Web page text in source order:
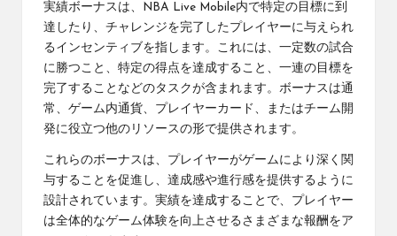
実績ボーナスは、NBA Live Mobile内で特定の目標に到
達したり、チャレンジを完了したプレイヤーに与えられ
るインセンティブを指します。これには、一定数の試合
に勝つこと、特定の得点を達成すること、一連の目標を
完了することなどのタスクが含まれます。ボーナスは通
常、ゲーム内通貨、プレイヤーカード、またはチーム開
発に役立つ他のリソースの形で提供されます。
これらのボーナスは、プレイヤーがゲームにより深く関
与することを促進し、達成感や進行感を提供するように
設計されています。実績を達成することで、プレイヤー
は全体的なゲーム体験を向上させるさまざまな報酬をア